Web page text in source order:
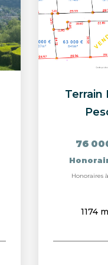
Terrain
76
Honoraires
1174